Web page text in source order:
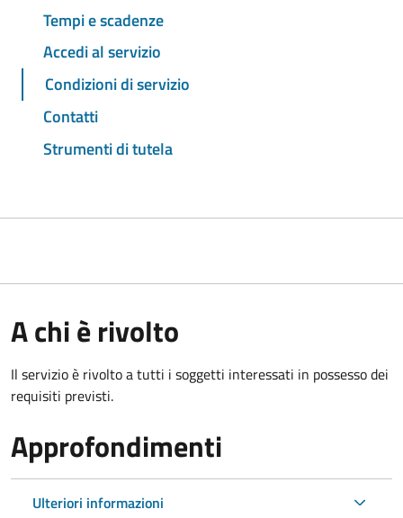
Tempi e scadenze
Accedi al servizio
Condizioni di servizio
Contatti
Strumenti di tutela
A chi è rivolto
Il servizio è rivolto a tutti i soggetti interessati in possesso dei
requisiti previsti.
Approfondimenti
Ulteriori informazioni